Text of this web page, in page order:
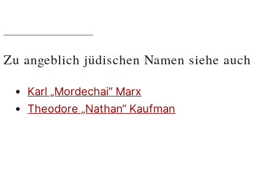
Zu angeblich jüdischen Namen siehe auch
Karl „Mordechai“ Marx
Theodore „Nathan“ Kaufman